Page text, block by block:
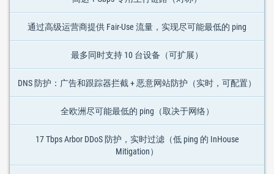
通过高级运营商提供 Fair-Use 流量，实现尽可能最低的 ping
最多同时支持 10 台设备（可扩展）
DNS 防护：广告和跟踪器拦截 + 恶意网站防护（实时，可配置）
全欧洲尽可能最低的 ping（取决于网络）
17 Tbps Arbor DDoS 防护，实时过滤（低 ping 的 InHouse
Mitigation）